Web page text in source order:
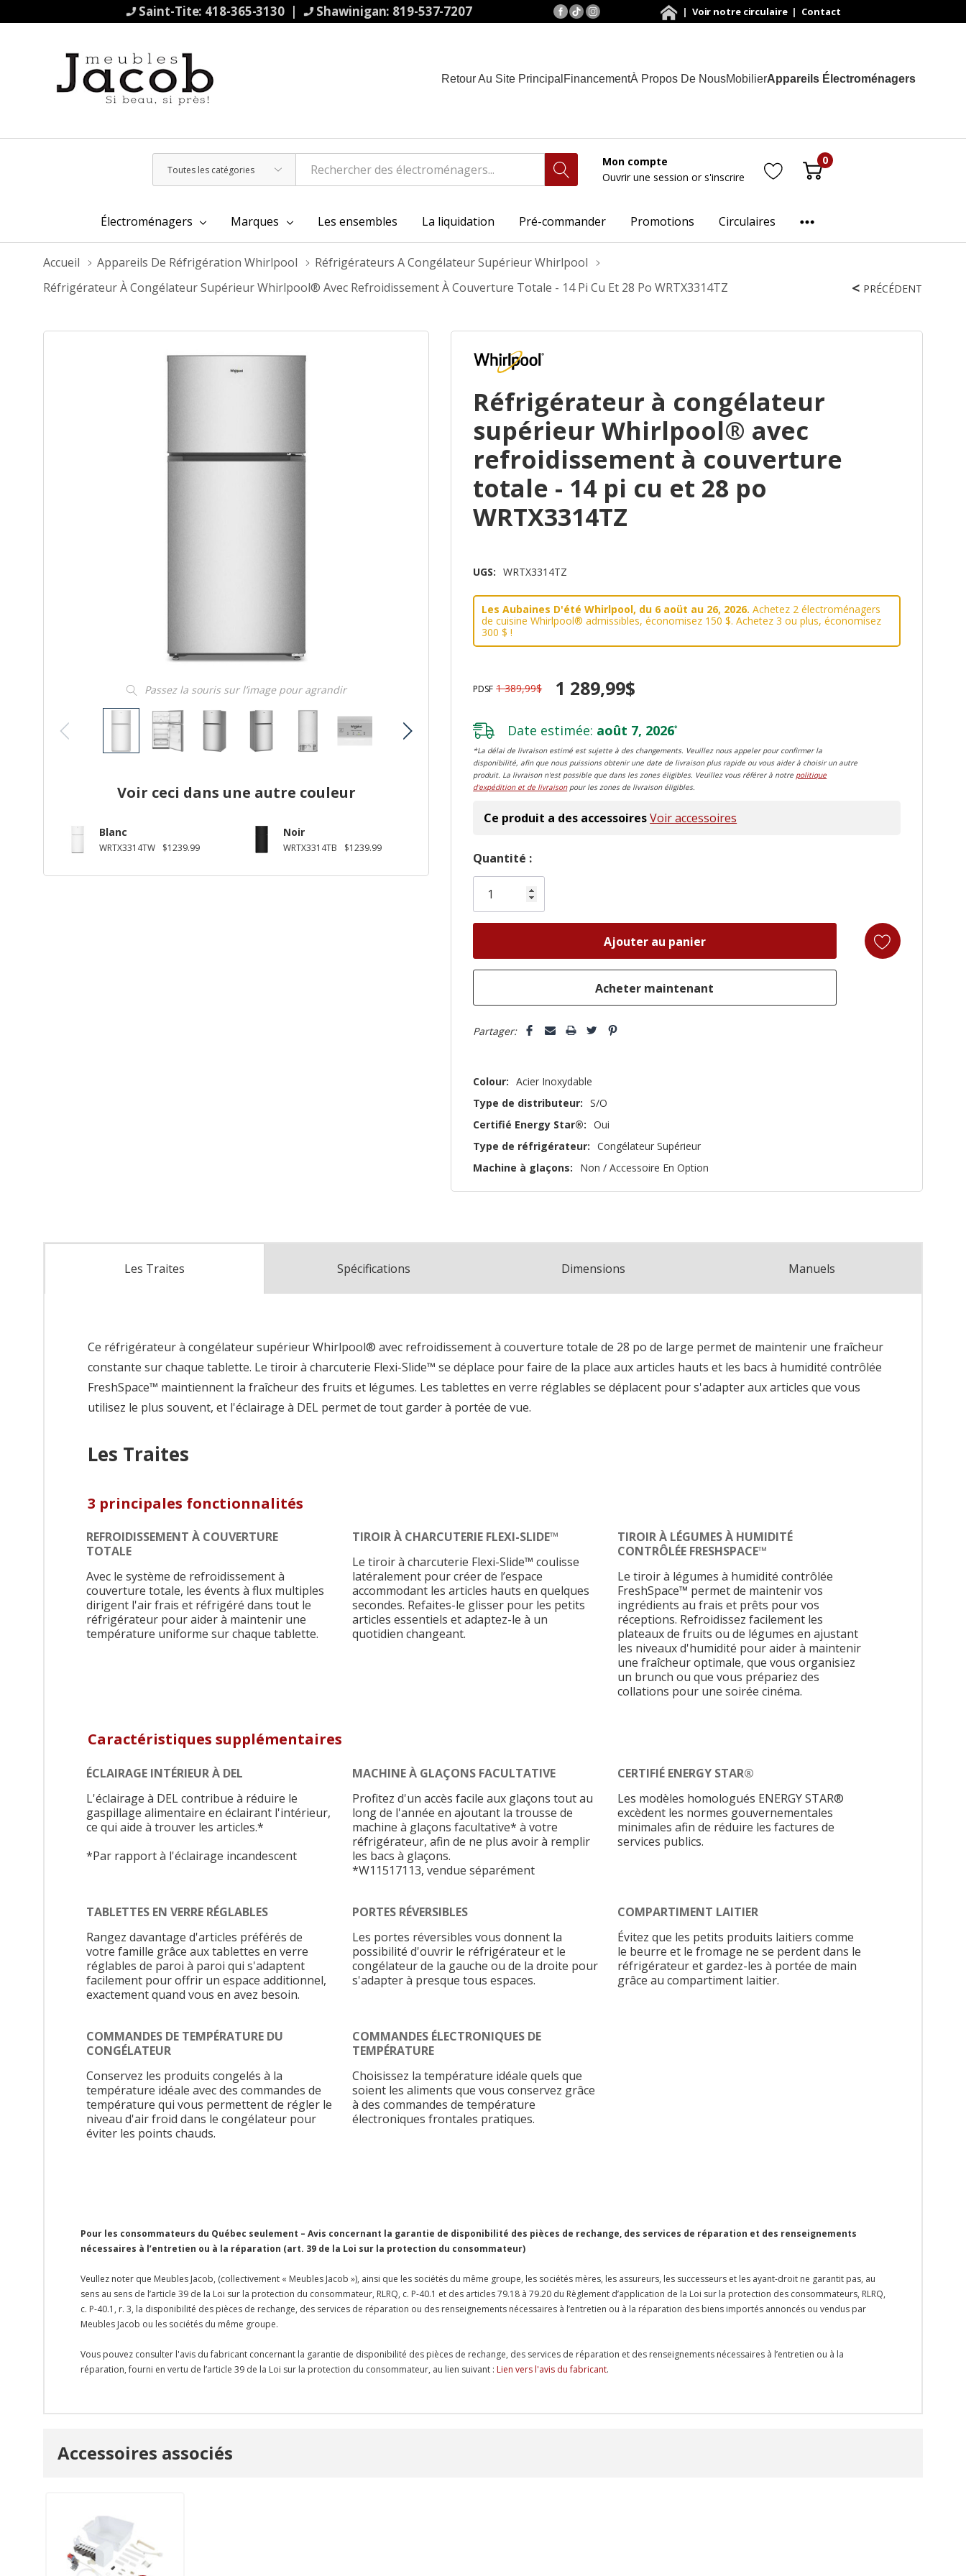
Saint-Tite: 418-365-3130 | Shawinigan: 819-537-7207 | Voir notre circulaire | Contact
Retour Au Site Principal FinancementÀ Propos De NousMobilierAppareils Électroménagers
Toutes
les
Rechercher
Mon compte
Ouvrir une session or s'inscrire
0
Électroménagers Marques Les ensembles La liquidation Pré-commander Promotions Circulaires
Accueil Appareils De Réfrigération Whirlpool
Réfrigérateurs A Congélateur Supérieur Whirlpool
Réfrigérateur À Congélateur Supérieur Whirlpool® Avec Refroidissement À Couverture Totale - 14 Pi Cu Et 28 Po WRTX3314TZ
Passez la souris sur l’image pour agrandir
Voir ceci dans une autre couleur
Blanc
WRTX3314TW $1239.99
Noir
WRTX3314TB $1239.99
PRÉCÉDENT
Réfrigérateur à congélateur
supérieur Whirlpool® avec
refroidissement à couverture
totale - 14 pi cu et 28 po
WRTX3314TZ
UGS: WRTX3314TZ
Les Aubaines D'été Whirlpool, du 6 aoüt au 26, 2026. Achetez 2 électroménagers
de cuisine Whirlpool® admissibles, économisez 150 $. Achetez 3 ou plus, économisez
300 $ !
PDSF 1 389,99$ 1 289,99$
Date estimée: août 7, 2026*
*La délai de livraison estimé est sujette à des changements. Veuillez nous appeler pour confirmer la
disponibilité, afin que nous puissions obtenir une date de livraison plus rapide ou vous aider à choisir un autre
produit. La livraison n'est possible que dans les zones éligibles. Veuillez vous référer à notre politique
d'expédition et de livraisonpour les zones de livraison éligibles.
Ce produit a des accessoiresVoir accessoires
Dépêchez-
vous!
plus
Quantité :
Partager:
Colour: Acier Inoxydable
Type de distributeur: S/O
Certifié Energy Star®: Oui
Type de réfrigérateur: Congélateur Supérieur
Machine à glaçons:
Non / Accessoire En Option
Les Traites Spécifications Dimensions Manuels
Ce réfrigérateur à congélateur supérieur Whirlpool® avec refroidissement à couverture totale de 28 po de large permet de maintenir une fraîcheur
constante sur chaque tablette. Le tiroir à charcuterie Flexi-Slide™ se déplace pour faire de la place aux articles hauts et les bacs à humidité contrôlée
FreshSpace™ maintiennent la fraîcheur des fruits et légumes. Les tablettes en verre réglables se déplacent pour s'adapter aux articles que vous
utilisez le plus souvent, et l'éclairage à DEL permet de tout garder à portée de vue.
Les Traites
3 principales fonctionnalités
REFROIDISSEMENT À COUVERTURE
TOTALE
Avec le système de refroidissement à
couverture totale, les évents à flux multiples
dirigent l'air frais et réfrigéré dans tout le
réfrigérateur pour aider à maintenir une
température uniforme sur chaque tablette.
TIROIR À CHARCUTERIE FLEXI-SLIDE™
Le tiroir à charcuterie Flexi-Slide™ coulisse
latéralement pour créer de l’espace
accommodant les articles hauts en quelques
secondes. Refaites-le glisser pour les petits
articles essentiels et adaptez-le à un
quotidien changeant.
TIROIR À LÉGUMES À HUMIDITÉ
CONTRÔLÉE FRESHSPACE™
Le tiroir à légumes à humidité contrôlée
FreshSpace™ permet de maintenir vos
ingrédients au frais et prêts pour vos
réceptions. Refroidissez facilement les
plateaux de fruits ou de légumes en ajustant
les niveaux d'humidité pour aider à maintenir
une fraîcheur optimale, que vous organisiez
un brunch ou que vous prépariez des
collations pour une soirée cinéma.
Caractéristiques supplémentaires
ÉCLAIRAGE INTÉRIEUR À DEL
L'éclairage à DEL contribue à réduire le
gaspillage alimentaire en éclairant l'intérieur,
ce qui aide à trouver les articles.*
*Par rapport à l'éclairage incandescent
MACHINE À GLAÇONS FACULTATIVE
Profitez d'un accès facile aux glaçons tout au
long de l'année en ajoutant la trousse de
machine à glaçons facultative* à votre
réfrigérateur, afin de ne plus avoir à remplir
les bacs à glaçons.
*W11517113, vendue séparément
CERTIFIÉ ENERGY STAR®
Les modèles homologués ENERGY STAR®
excèdent les normes gouvernementales
minimales afin de réduire les factures de
services publics.
TABLETTES EN VERRE RÉGLABLES
Rangez davantage d'articles préférés de
votre famille grâce aux tablettes en verre
réglables de paroi à paroi qui s'adaptent
facilement pour offrir un espace additionnel,
exactement quand vous en avez besoin.
PORTES RÉVERSIBLES
Les portes réversibles vous donnent la
possibilité d'ouvrir le réfrigérateur et le
congélateur de la gauche ou de la droite pour
s'adapter à presque tous espaces.
COMPARTIMENT LAITIER
Évitez que les petits produits laitiers comme
le beurre et le fromage ne se perdent dans le
réfrigérateur et gardez-les à portée de main
grâce au compartiment laitier.
COMMANDES DE TEMPÉRATURE DU
CONGÉLATEUR
Conservez les produits congelés à la
température idéale avec des commandes de
température qui vous permettent de régler le
niveau d'air froid dans le congélateur pour
éviter les points chauds.
COMMANDES ÉLECTRONIQUES DE
TEMPÉRATURE
Choisissez la température idéale quels que
soient les aliments que vous conservez grâce
à des commandes de température
électroniques frontales pratiques.
Pour les consommateurs du Québec seulement – Avis concernant la garantie de disponibilité des pièces de rechange, des services de réparation et des renseignements
nécessaires à l’entretien ou à la réparation (art. 39 de la Loi sur la protection du consommateur)
Veullez noter que Meubles Jacob, (collectivement « Meubles Jacob »), ainsi que les sociétés du même groupe, les sociétés mères, les assureurs, les successeurs et les ayant-droit ne garantit pas, au
sens au sens de l’article 39 de la Loi sur la protection du consommateur, RLRQ, c. P-40.1 et des articles 79.18 à 79.20 du Règlement d’application de la Loi sur la protection des consommateurs, RLRQ,
c. P-40.1, r. 3, la disponibilité des pièces de rechange, des services de réparation ou des renseignements nécessaires à l’entretien ou à la réparation des biens importés annoncés ou vendus par
Meubles Jacob ou les sociétés du même groupe.
Vous pouvez consulter l'avis du fabricant concernant la garantie de disponibilité des pièces de rechange, des services de réparation et des renseignements nécessaires à l’entretien ou à la
réparation, fourni en vertu de l’article 39 de la Loi sur la protection du consommateur, au lien suivant : Lien vers l'avis du fabricant.
personnalisé
Accessoires associés